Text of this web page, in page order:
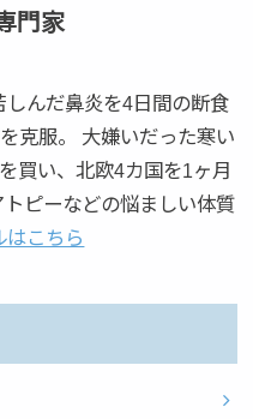
門家
んだ鼻炎を4日間の断食
克服。 大嫌いだった寒い
買い、北欧4カ国を1ヶ月
ピーなどの悩ましい体質
はこちら